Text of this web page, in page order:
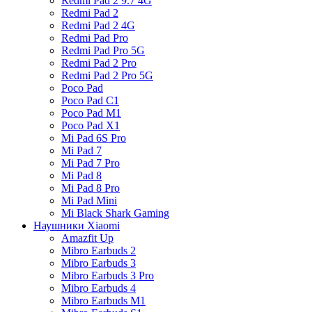
Redmi Pad 2
Redmi Pad 2 4G
Redmi Pad Pro
Redmi Pad Pro 5G
Redmi Pad 2 Pro
Redmi Pad 2 Pro 5G
Poco Pad
Poco Pad C1
Poco Pad M1
Poco Pad X1
Mi Pad 6S Pro
Mi Pad 7
Mi Pad 7 Pro
Mi Pad 8
Mi Pad 8 Pro
Mi Pad Mini
Mi Black Shark Gaming
Наушники Xiaomi
Amazfit Up
Mibro Earbuds 2
Mibro Earbuds 3
Mibro Earbuds 3 Pro
Mibro Earbuds 4
Mibro Earbuds M1